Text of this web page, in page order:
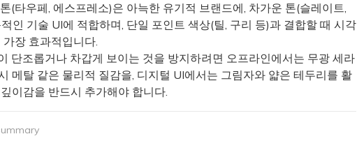
타우페, 에스프레소)은 아늑한 유기적 브랜드에, 차가운 톤(슬레이트,
인 기술 UI에 적합하며, 단일 포인트 색상(틸, 구리 등)과 결합할 때 시각
장 효과적입니다.
단조롭거나 차갑게 보이는 것을 방지하려면 오프라인에서는 무광 세라
메탈 같은 물리적 질감을, 디지털 UI에서는 그림자와 얇은 테두리를 활
이감을 반드시 추가해야 합니다.